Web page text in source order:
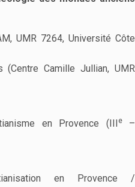
UMR 7264, Université Côte
(Centre Camille Jullian, UMR
en Provence (IIIe–
en Provence /